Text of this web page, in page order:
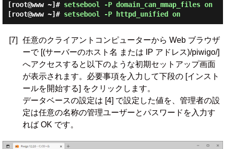
[root@www ~]# setsebool -P domain_can_mmap_files on
[root@www ~]# setsebool -P httpd_unified on
[7]
任意のクライアントコンピューターから Web ブラウザ
ーで [(サーバーのホスト名 または IP アドレス)/piwigo/]
へアクセスすると以下のような初期セットアップ画面
が表示されます。必要事項を入力して下段の [インスト
ールを開始する] をクリックします。
データベースの設定は [4] で設定した値を、管理者の設
定は任意の名称の管理ユーザーとパスワードを入力す
れば OK です。